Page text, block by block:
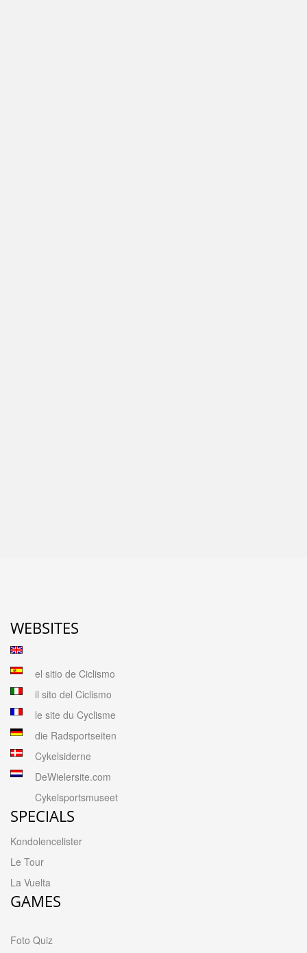
WEBSITES
el sitio de Ciclismo
il sito del Ciclismo
le site du Cyclisme
die Radsportseiten
Cykelsiderne
DeWielersite.com
Cykelsportsmuseet
SPECIALS
Kondolencelister
Le Tour
La Vuelta
GAMES
Foto Quiz